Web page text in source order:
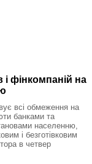
і фінкомпаній на
всі обмеження на
банками та
населенню,
і безготівковим
в четвер